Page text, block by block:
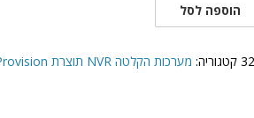
הוספה לסל
קטגוריה: מערכות הקלטה NVR תוצרת Provision למצלמות IP